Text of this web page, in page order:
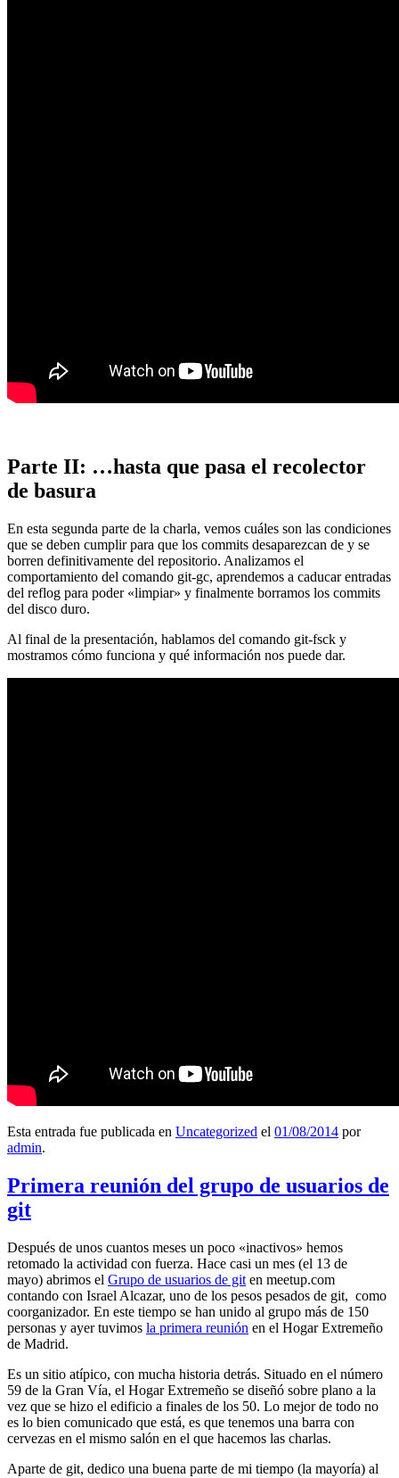
Parte II: …hasta que pasa el recolector
de basura
En esta segunda parte de la charla, vemos cuáles son las condiciones
que se deben cumplir para que los commits desaparezcan de y se
borren definitivamente del repositorio. Analizamos el
comportamiento del comando git-gc, aprendemos a caducar entradas
del reflog para poder «limpiar» y finalmente borramos los commits
del disco duro.
Al final de la presentación, hablamos del comando git-fsck y
mostramos cómo funciona y qué información nos puede dar.
Esta entrada fue publicada en Uncategorized el 01/08/2014 por
admin.
Primera reunión del grupo de usuarios de
git
Después de unos cuantos meses un poco «inactivos» hemos
retomado la actividad con fuerza. Hace casi un mes (el 13 de
mayo) abrimos el Grupo de usuarios de git en meetup.com
contando con Israel Alcazar, uno de los pesos pesados de git, como
coorganizador. En este tiempo se han unido al grupo más de 150
personas y ayer tuvimos la primera reunión en el Hogar Extremeño
de Madrid.
Es un sitio atípico, con mucha historia detrás. Situado en el número
59 de la Gran Vía, el Hogar Extremeño se diseñó sobre plano a la
vez que se hizo el edificio a finales de los 50. Lo mejor de todo no
es lo bien comunicado que está, es que tenemos una barra con
cervezas en el mismo salón en el que hacemos las charlas.
Aparte de git, dedico una buena parte de mi tiempo (la mayoría) al